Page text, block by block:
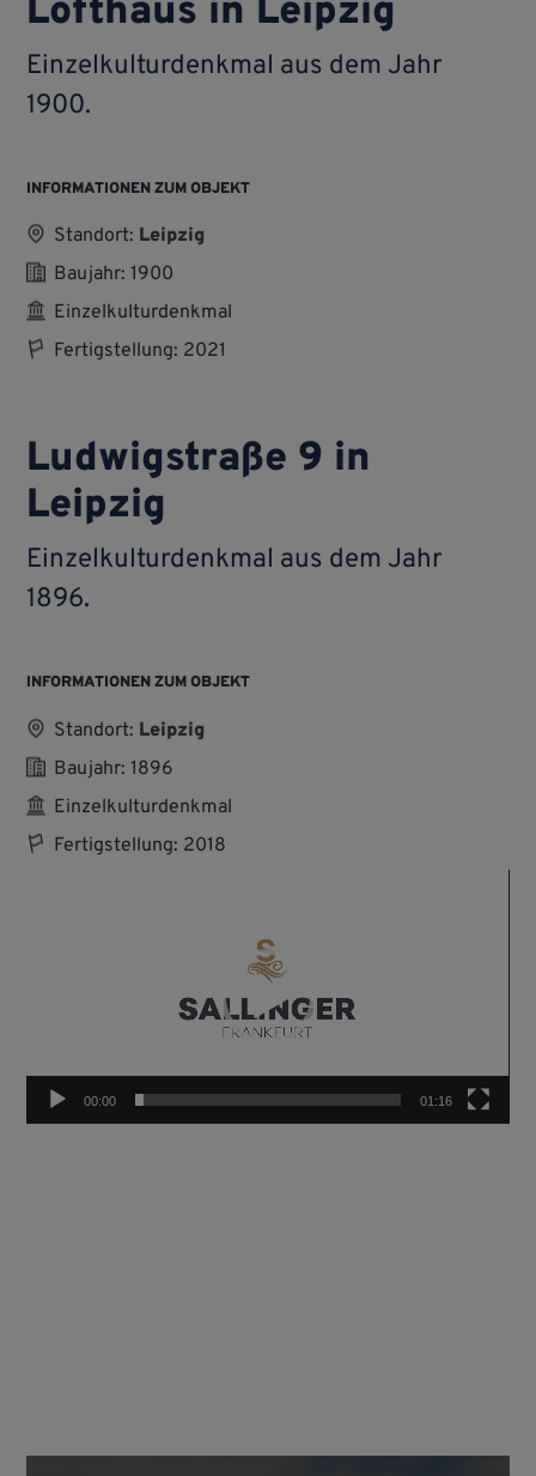
Lofthaus in Leipzig
Einzel­kultur­denkmal aus dem Jahr
1900.
INFORMATIONEN ZUM OBJEKT
Standort: Leipzig
Baujahr: 1900
Einzelkulturdenkmal
Fertigstellung: 2021
Ludwigstraße 9 in
Leipzig
Einzel­kultur­denkmal aus dem Jahr
1896.
INFORMATIONEN ZUM OBJEKT
Standort: Leipzig
Baujahr: 1896
Einzelkulturdenkmal
Fertigstellung: 2018
00:00 01:16